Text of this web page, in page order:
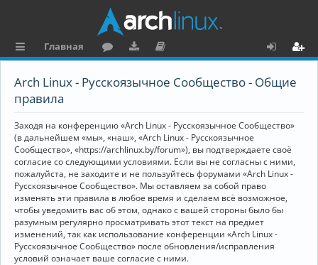
ы
к
и
Главная
ру
ру
и
ку
е
н
та
ц
и
я
о
Arch Linux - Русскоязычное Сообщество - Общие
правила
Заходя на конференцию «Arch Linux - Русскоязычное Сообщество»
(в дальнейшем «мы», «наш», «Arch Linux - Русскоязычное
Сообщество», «https://archlinux.by/forum»), вы подтверждаете своё
согласие со следующими условиями. Если вы не согласны с ними,
пожалуйста, не заходите и не пользуйтесь форумами «Arch Linux -
Русскоязычное Сообщество». Мы оставляем за собой право
изменять эти правила в любое время и сделаем всё возможное,
чтобы уведомить вас об этом, однако с вашей стороны было бы
разумным регулярно просматривать этот текст на предмет
изменений, так как использование конференции «Arch Linux -
Русскоязычное Сообщество» после обновления/исправления
условий означает ваше согласие с ними.